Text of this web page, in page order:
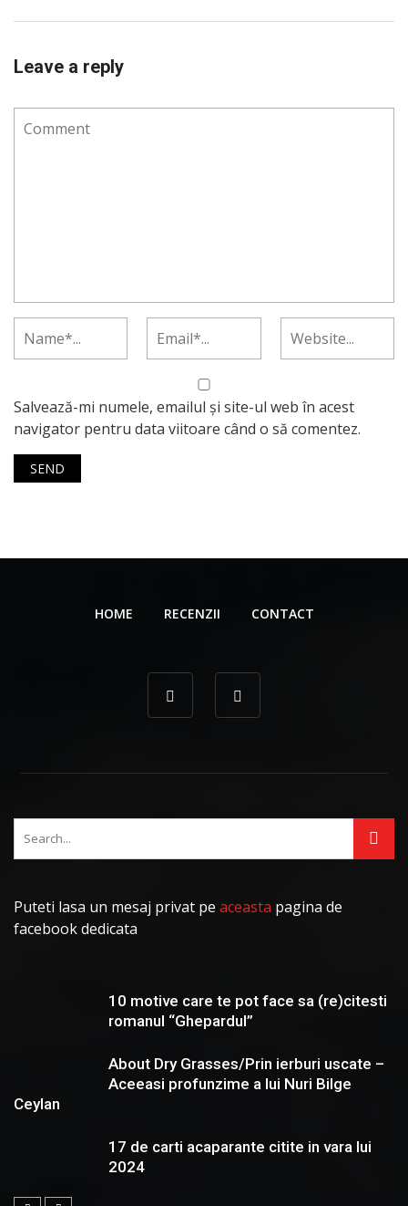
Leave a reply
Salvează-mi numele, emailul și site-ul web în acest
navigator pentru data viitoare când o să comentez.
HOME RECENZII CONTACT
Puteti lasa un mesaj privat pe aceasta pagina de
facebook dedicata
10 motive care te pot face sa (re)citesti
romanul “Ghepardul”
About Dry Grasses/Prin ierburi uscate –
Aceeasi profunzime a lui Nuri Bilge
Ceylan
17 de carti acaparante citite in vara lui
2024